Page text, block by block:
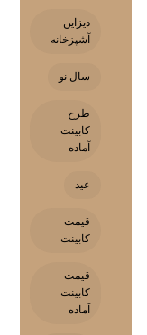
دیزاین
آشپزخانه
سال نو
طرح
کابینت
آماده
عید
قیمت
کابینت
قیمت
کابینت
آماده